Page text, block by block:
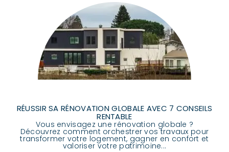
RÉUSSIR SA RÉNOVATION GLOBALE AVEC 7 CONSEILS
RENTABLE
Vous envisagez une rénovation globale ?
Découvrez comment orchestrer vos travaux pour
transformer votre logement, gagner en confort et
valoriser votre patrimoine...